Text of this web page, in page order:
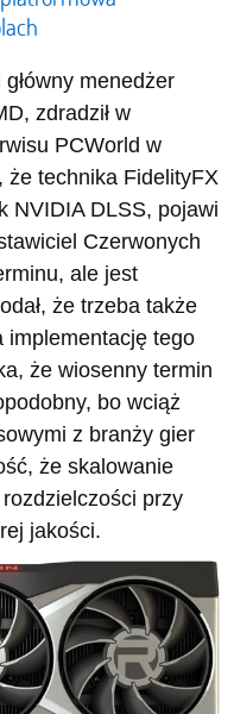
menedżer
zdradził w
PCWorld w
że technika FidelityFX
NVIDIA DLSS, pojawi
Czerwonych
ale jest
że trzeba także
implementację tego
że wiosenny termin
bo wciąż
z branży gier
że skalowanie
przy
jakości.